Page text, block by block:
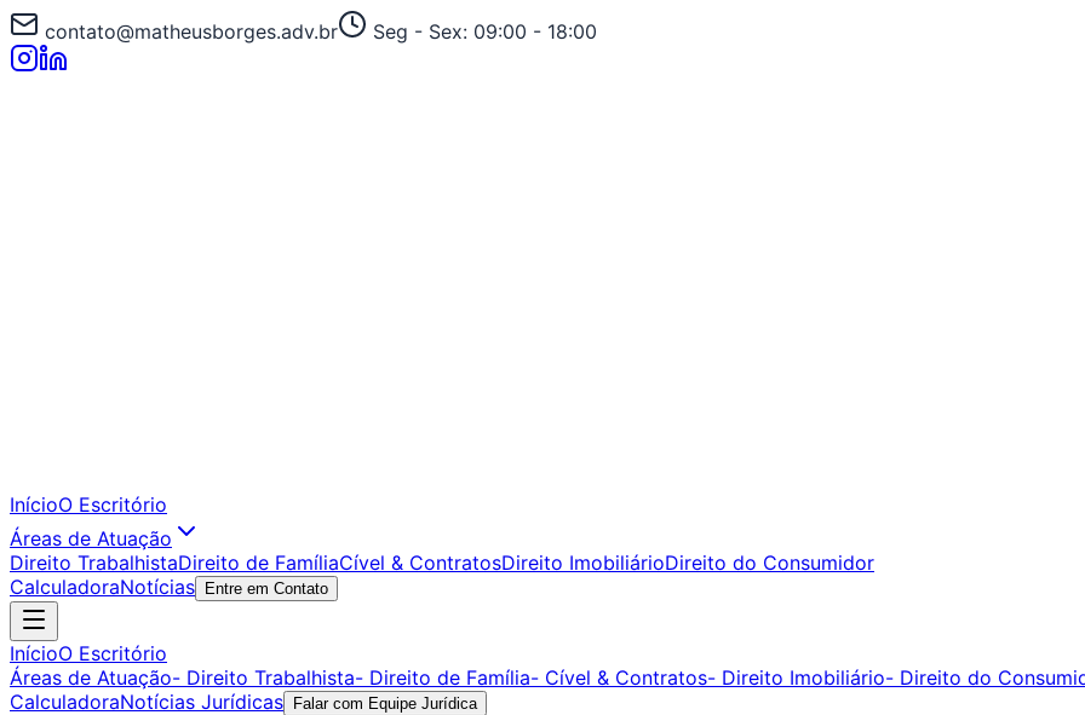
contato@matheusborges.adv.br Seg - Sex: 09:00 - 18:00
InícioO Escritório
Áreas de Atuação
Direito TrabalhistaDireito de FamíliaCível & ContratosDireito ImobiliárioDireito do Consumidor
CalculadoraNotícias Entre em Contato
InícioO Escritório
Áreas de Atuação- Direito Trabalhista- Direito de Família- Cível & Contratos- Direito Imobiliário- Direito do
CalculadoraNotícias Jurídicas Falar com Equipe Jurídica